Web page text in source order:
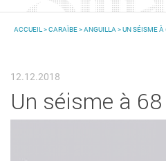
ACCUEIL >CARAÏBE>ANGUILLA > UN SÉISME
12.12.2018
Un séisme à